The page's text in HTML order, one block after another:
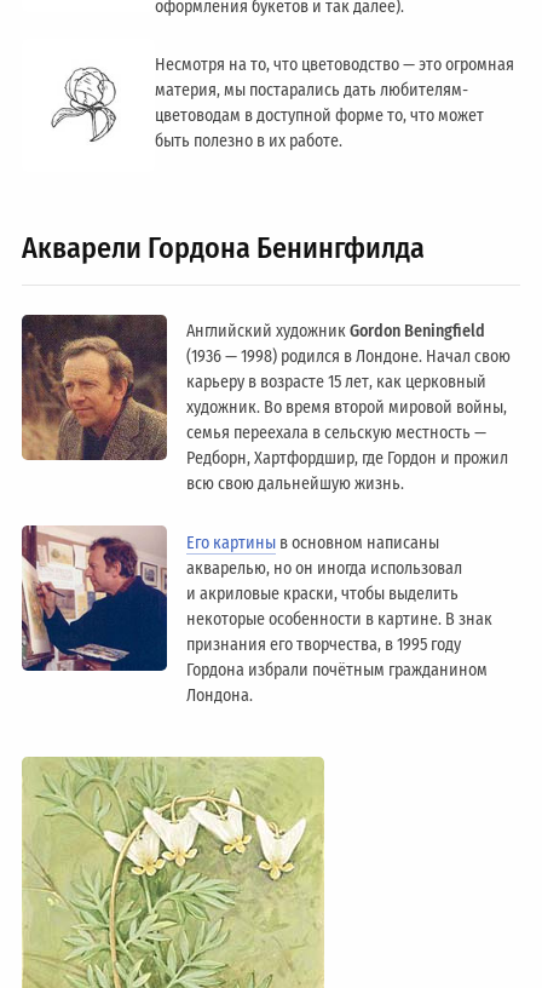
оформления букетов и так далее).
Несмотря на то, что цветоводство — это огромная
материя, мы постарались дать любителям-
цветоводам в доступной форме то, что может
быть полезно в их работе.
Акварели Гордона Бенингфилда
Английский художникGordon Beningfield
(1936 — 1998) родился в Лондоне. Начал свою
карьеру в возрасте 15 лет, как церковный
художник. Во время второй мировой войны,
семья переехала в сельскую местность —
Редборн, Хартфордшир, где Гордон и прожил
всю свою дальнейшую жизнь.
Его картины в основном написаны
акварелью, но он иногда использовал
и акриловые краски, чтобы выделить
некоторые особенности в картине. В знак
признания его творчества, в 1995 году
Гордона избрали почётным гражданином
Лондонa.